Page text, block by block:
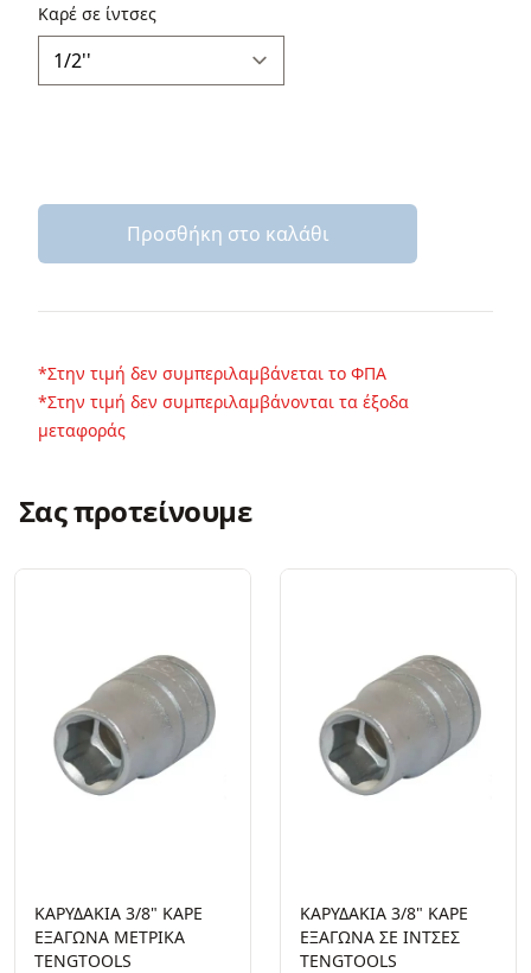
Καρέ σε ίντσες
Προσθήκη στο καλάθι
*Στην τιμή δεν συμπεριλαμβάνεται το ΦΠΑ
*Στην τιμή δεν συμπεριλαμβάνονται τα έξοδα
μεταφοράς
Σας προτείνουμε
ΚΑΡΥΔΑΚΙΑ 3/8" ΚΑΡΕ
ΕΞΑΓΩΝΑ ΜΕΤΡΙΚΑ
TENGTOOLS
ΚΑΡΥΔΑΚΙΑ 3/8" ΚΑΡΕ
ΕΞΑΓΩΝΑ ΣΕ ΙΝΤΣΕΣ
TENGTOOLS